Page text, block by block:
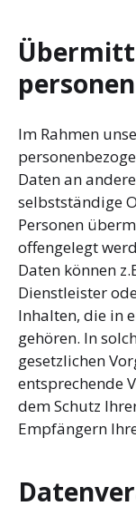
Im Rahmen
Daten an
selbstständige
Personen
offengelegt
Daten können
Dienstleister
Inhalten, die in
gehören. In
gesetzlichen
entsprechende
dem Schutz
Empfängern